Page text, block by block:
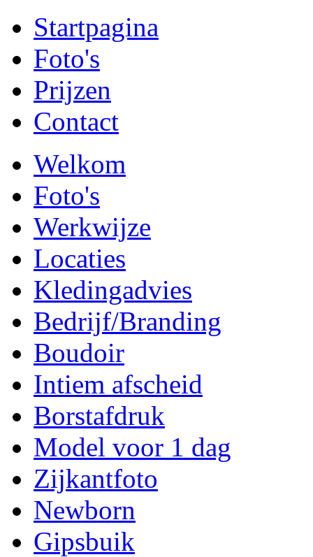
Startpagina
Foto's
Prijzen
Contact
Welkom
Foto's
Werkwijze
Locaties
Kledingadvies
Bedrijf/Branding
Boudoir
Intiem afscheid
Borstafdruk
Model voor 1 dag
Zijkantfoto
Newborn
Gipsbuik